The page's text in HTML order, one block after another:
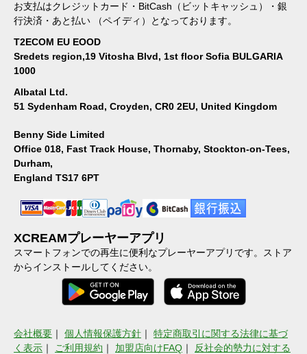
お支払はクレジットカード・BitCash（ビットキャッシュ）・銀
行決済・あと払い （ペイディ）となっております。
T2ECOM EU EOOD
Sredets region,19 Vitosha Blvd, 1st floor Sofia BULGARIA
1000
Albatal Ltd.
51 Sydenham Road, Croyden, CR0 2EU, United Kingdom
Benny Side Limited
Office 018, Fast Track House, Thornaby, Stockton-on-Tees,
Durham,
England TS17 6PT
XCREAMプレーヤーアプリ
スマートフォンでの再生に便利なプレーヤーアプリです。ストア
からインストールしてください。
会社概要 ｜ 個人情報保護方針 ｜ 特定商取引に関する法律に基づ
く表示 ｜ ご利用規約 ｜ 加盟店向けFAQ ｜ 反社会的勢力に対する